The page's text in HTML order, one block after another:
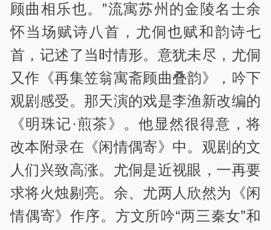
顾曲相乐也。”流寓苏州的金陵名士余
怀当场赋诗八首，尤侗也赋和韵诗七
首，记述了当时情形。意犹未尽，尤侗
又作《再集笠翁寓斋顾曲叠韵》，吟下
观剧感受。那天演的戏是李渔新改编的
《明珠记·煎茶》。他显然很得意，将
改本附录在《闲情偶寄》中。观剧的文
人们兴致高涨。尤侗是近视眼，一再要
求将火烛剔亮。余、尤两人欣然为《闲
情偶寄》作序。方文所吟“两三秦女”和